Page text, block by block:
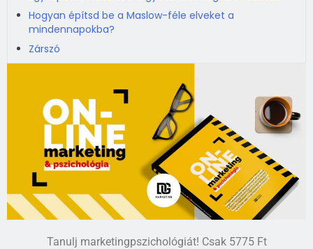
Hogyan építsd be a Maslow-féle elveket a
mindennapokba?
Zárszó
Tanulj marketingpszichológiát! Csak 5775 Ft